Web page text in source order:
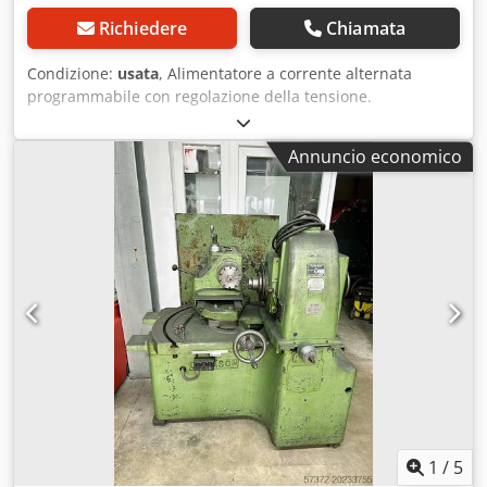
Autotest all'accensione - Condizioni di fornitura come
mostrato nell'immagine, senza ulteriori accessori e cavi di
connessione Connessioni aggiuntive: - BNC (EXT VREF) - 9
poli D-Sub (interfaccia RS-232C) - 24 poli Centronic (GPIB)
Dimensioni (A x L x P): 221,5 x 425 x 567 mm Peso: 23 kg
Richiedere Chiamata
Condizione: usata, Alimentatore a corrente alternata
programmabile con regolazione della tensione.
Alimentatore di laboratorio, alimentatore di rete, sorgente
di alimentazione AC programmabile CHROMA, modello
6415. Codice: 641500000 363, anno di fabbricazione: circa
2000. Valori di ingresso: Tensione di ingresso: 190 ~ 250 V
CA Dsdpfodz Srbjx Al Njck Frequenza di ingresso: 47-63 Hz
Corrente di ingresso: max. 12 A Valori di uscita: Intervallo
di tensione di uscita: da 0 a 150 V CA / da 0 a 300 V CA
Corrente di uscita massima: 15 A / 7,5 A Potenza di uscita:
1500 VA Efficienza: 80% Numero di fasi di uscita: 1
Precisione: 0,2% + 0,2% del fondo scala (F.S.) Risoluzione:
0,1 V Distorsione: 0,5% per frequenze da 45 a 500 Hz 1,0%
per frequenze superiori a 500 - 1 kHz Regolazione di rete:
0,1% Regolazione del carico: 0,1% Frequenza di uscita: 45 -
1000 Hz Precisione: 0,1 Risoluzione: 0,1 Hz Misurazione: V,
F, I, P, PF, CF FUNZIONI PRINCIPALI: - Elevata precisione di
misurazione per tensione efficace, corrente efficace,
Annuncio economico
1 / 5